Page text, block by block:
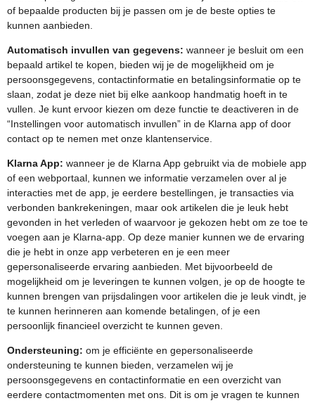
of bepaalde producten bij je passen om je de beste opties te
kunnen aanbieden.
Automatisch invullen van gegevens: wanneer je besluit om een
bepaald artikel te kopen, bieden wij je de mogelijkheid om je
persoonsgegevens, contactinformatie en betalingsinformatie op te
slaan, zodat je deze niet bij elke aankoop handmatig hoeft in te
vullen. Je kunt ervoor kiezen om deze functie te deactiveren in de
“Instellingen voor automatisch invullen” in de Klarna app of door
contact op te nemen met onze klantenservice.
Klarna App: wanneer je de Klarna App gebruikt via de mobiele app
of een webportaal, kunnen we informatie verzamelen over al je
interacties met de app, je eerdere bestellingen, je transacties via
verbonden bankrekeningen, maar ook artikelen die je leuk hebt
gevonden in het verleden of waarvoor je gekozen hebt om ze toe te
voegen aan je Klarna-app. Op deze manier kunnen we de ervaring
die je hebt in onze app verbeteren en je een meer
gepersonaliseerde ervaring aanbieden. Met bijvoorbeeld de
mogelijkheid om je leveringen te kunnen volgen, je op de hoogte te
kunnen brengen van prijsdalingen voor artikelen die je leuk vindt, je
te kunnen herinneren aan komende betalingen, of je een
persoonlijk financieel overzicht te kunnen geven.
Ondersteuning: om je efficiënte en gepersonaliseerde
ondersteuning te kunnen bieden, verzamelen wij je
persoonsgegevens en contactinformatie en een overzicht van
eerdere contactmomenten met ons. Dit is om je vragen te kunnen